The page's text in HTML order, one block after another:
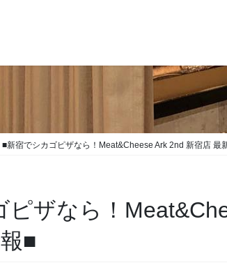
■新宿でシカゴピザなら！Meat&Cheese Ark 2nd 新宿店 最
ピザなら！
■